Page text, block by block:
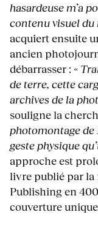
hasardeuse m’a
contenu visuel du
acquiert ensuite
ancien
débarrasser : «
de terre, cette
archives de la
souligne la
photomontage de
geste physique
approche est
livre publié par la
Publishing en
couverture